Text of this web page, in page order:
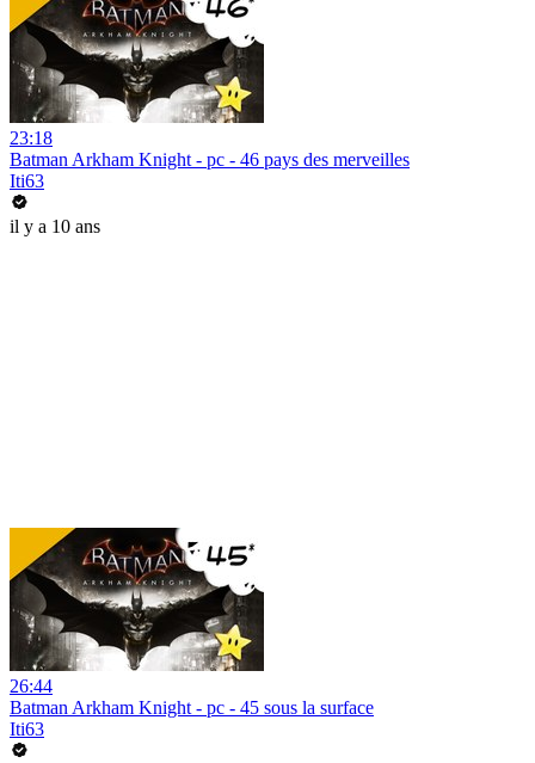
23:18
Batman Arkham Knight - pc - 46 pays des merveilles
Iti63
il y a 10 ans
26:44
Batman Arkham Knight - pc - 45 sous la surface
Iti63